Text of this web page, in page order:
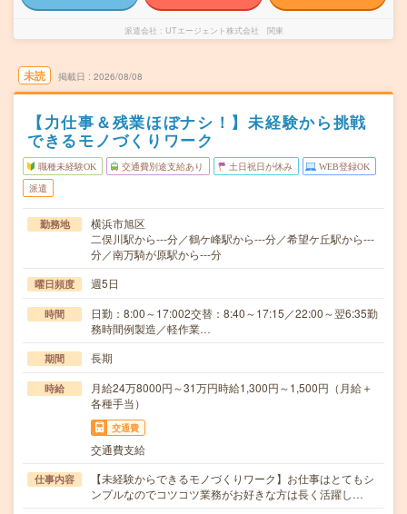
派遣会社 UTエージェント株式会社 関東
未読 掲載日 2026/08/08
【力仕事＆残業ほぼナシ！】未経験から挑戦
できるモノづくりワーク
職種未経験OK 交通費別途支給あり 土日祝日が休み WEB登録OK
派遣
勤務地
横浜市旭区
二俣川駅から---分／鶴ケ峰駅から---分／希望ケ丘駅から---
分／南万騎が原駅から---分
曜日頻度 週5日
時間
日勤：8:00～17:002交替：8:40～17:15／22:00～翌6:35勤
務時間例製造／軽作業…
期間 長期
時給
月給24万8000円～31万円時給1,300円～1,500円（月給＋
各種手当）
交通費
交通費支給
仕事内容
【未経験からできるモノづくりワーク】お仕事はとてもシ
ンプルなのでコツコツ業務がお好きな方は長く活躍し…